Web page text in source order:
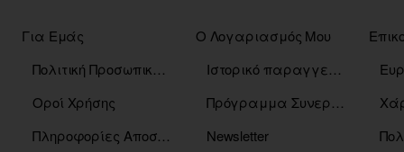
Για Εμάς
Πολιτική Προσωπικών Δεδομένων
Οροί Χρήσης
Πληροφορίες Αποστόλης
Ο Λογαριασμός Μου
Ιστορικό παραγγελιών
Πρόγραμμα Συνεργατών
Newsletter